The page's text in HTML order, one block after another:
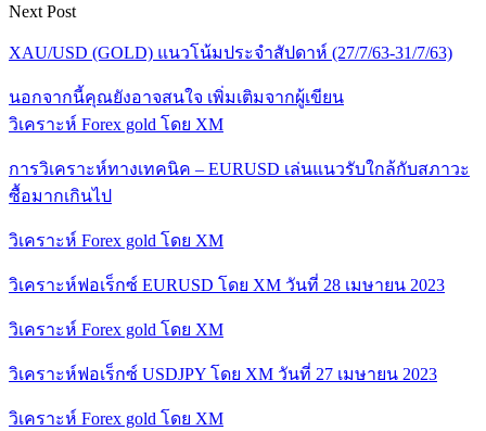
Next Post
XAU/USD (GOLD) แนวโน้มประจำสัปดาห์ (27/7/63-31/7/63)
นอกจากนี้คุณยังอาจสนใจ เพิ่มเติมจากผู้เขียน
วิเคราะห์ Forex gold โดย XM
การวิเคราะห์ทางเทคนิค – EURUSD เล่นแนวรับใกล้กับสภาวะ
ซื้อมากเกินไป
วิเคราะห์ Forex gold โดย XM
วิเคราะห์ฟอเร็กซ์ EURUSD โดย XM วันที่ 28 เมษายน 2023
วิเคราะห์ Forex gold โดย XM
วิเคราะห์ฟอเร็กซ์ USDJPY โดย XM วันที่ 27 เมษายน 2023
วิเคราะห์ Forex gold โดย XM